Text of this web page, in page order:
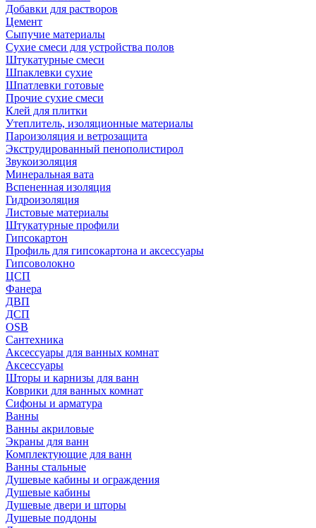
Добавки для растворов
Цемент
Сыпучие материалы
Сухие смеси для устройства полов
Штукатурные смеси
Шпаклевки сухие
Шпатлевки готовые
Прочие сухие смеси
Клей для плитки
Утеплитель, изоляционные материалы
Пароизоляция и ветрозащита
Экструдированный пенополистирол
Звукоизоляция
Минеральная вата
Вспененная изоляция
Гидроизоляция
Листовые материалы
Штукатурные профили
Гипсокартон
Профиль для гипсокартона и аксессуары
Гипсоволокно
ЦСП
Фанера
ДВП
ДСП
OSB
Сантехника
Аксессуары для ванных комнат
Аксессуары
Шторы и карнизы для ванн
Коврики для ванных комнат
Сифоны и арматура
Ванны
Ванны акриловые
Экраны для ванн
Комплектующие для ванн
Ванны стальные
Душевые кабины и ограждения
Душевые кабины
Душевые двери и шторы
Душевые поддоны